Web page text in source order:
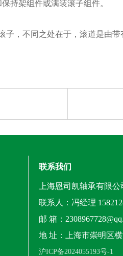
持架组件或满装滚子组件。
，不同之处在于，滚道是由
联系我们
上海恩司凯轴承有限公
联系人：冯经理
邮 箱：
地 址：上海市崇明区
沪ICP备2024055193号-1